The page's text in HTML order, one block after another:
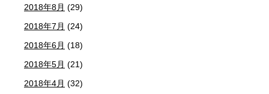
2018年8月 (29)
2018年7月 (24)
2018年6月 (18)
2018年5月 (21)
2018年4月 (32)